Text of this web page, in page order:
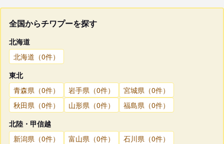
全国からチワプーを探す
北海道
北海道（0件）
東北
青森県（0件）
岩手県（0件）
宮城県（0件）
秋田県（0件）
山形県（0件）
福島県（0件）
北陸・甲信越
新潟県（0件）
富山県（0件）
石川県（0件）